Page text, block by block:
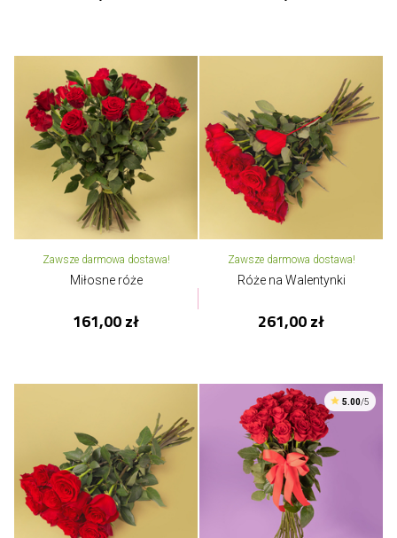
Zawsze darmowa dostawa!
Miłosne róże
161,00 zł
Zawsze darmowa dostawa!
Róże na Walentynki
261,00 zł
5.00/5